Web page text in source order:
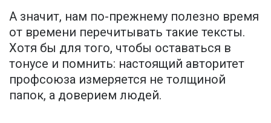
А значит, нам по-прежнему полезно время
от времени перечитывать такие тексты.
Хотя бы для того, чтобы оставаться в
тонусе и помнить: настоящий авторитет
профсоюза измеряется не толщиной
папок, а доверием людей.